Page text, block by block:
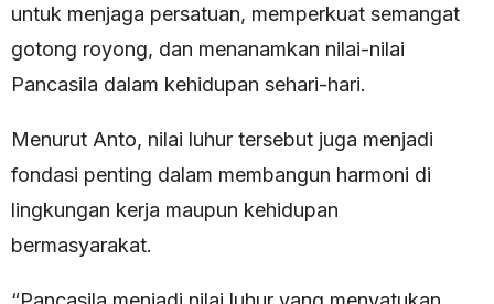
untuk menjaga persatuan, memperkuat semangat
gotong royong, dan menanamkan nilai-nilai
Pancasila dalam kehidupan sehari-hari.
Menurut Anto, nilai luhur tersebut juga menjadi
fondasi penting dalam membangun harmoni di
lingkungan kerja maupun kehidupan
bermasyarakat.